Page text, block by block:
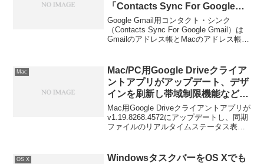
「Contacts Sync For Google
Gmail」。
Google Gmail用コンタクト・シンク
（Contacts Sync For Google Gmail）は
Gmailのアドレス帳とMacのアドレス帳
行して無料になっています。詳細は以下
から。
Mac
Mac/PC用Google Driveクライア
ントアプリがアップデート、デザ
インを刷新し帯域制限機能などを
追加。
Mac用Google Driveクライアントアプリが
v1.19.8268.4572にアップデートし、同期
ファイルのリアルタイムステータス表示
OS X
WindowsタスクバーをOS Xでも